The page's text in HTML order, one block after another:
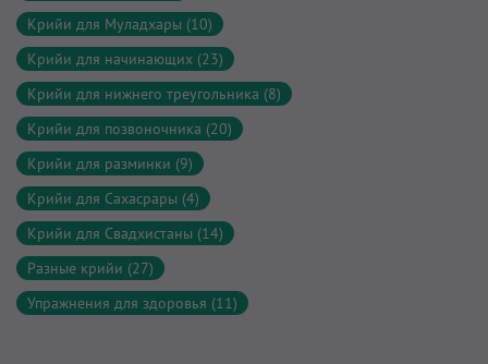
Крийи для Муладхары (10)
Крийи для начинающих (23)
Крийи для нижнего треугольника (8)
Крийи для позвоночника (20)
Крийи для разминки (9)
Крийи для Сахасрары (4)
Крийи для Свадхистаны (14)
Разные крийи (27)
Упражнения для здоровья (11)